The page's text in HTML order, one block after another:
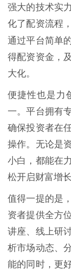
强大的技术实
化了配资流程
通过平台简单
得配资资金，
大化。
便捷性也是力
一。平台拥有
确保投资者在
操作。无论是
小白，都能在
松开启财富增长
值得一提的是
资者提供全方
讲座、线上研
析市场动态、
能的同时，更